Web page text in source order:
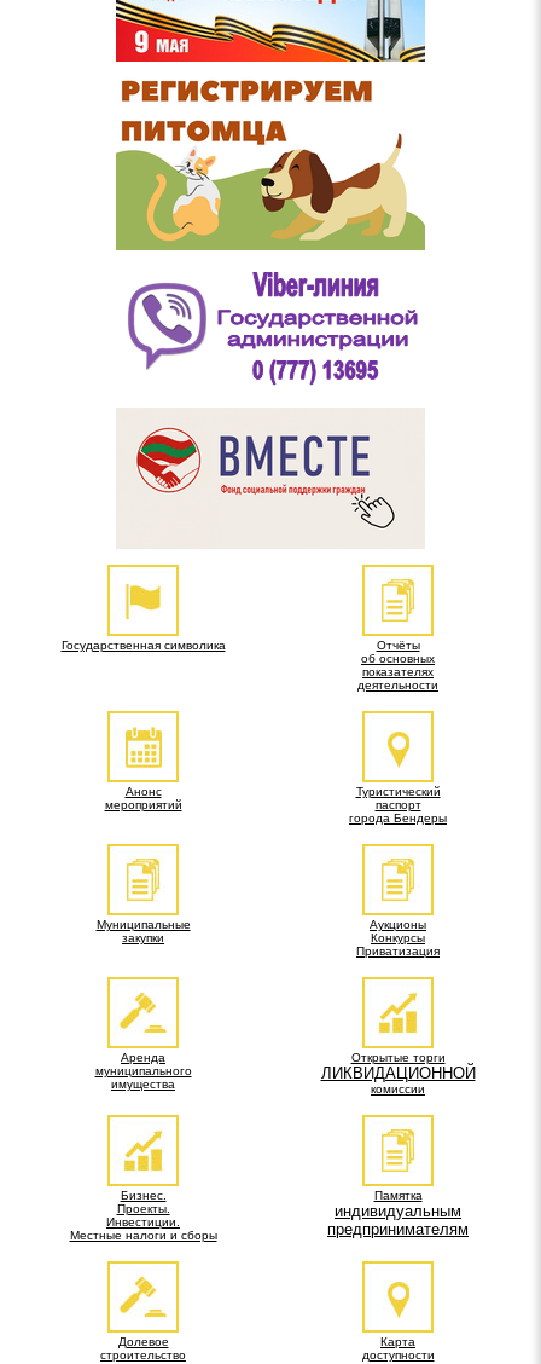
Государственная символика
Отчёты
об основных
показателях
деятельности
Анонс
мероприятий
Туристический
паспорт
города Бендеры
Муниципальные
закупки
Аукционы
Конкурсы
Приватизация
Аренда
муниципального
имущества
Открытые торги
ЛИКВИДАЦИОННОЙ
комиссии
Бизнес.
Проекты.
Инвестиции.
Местные налоги и сборы
Памятка
индивидуальным
предпринимателям
Долевое
строительство
Карта
доступности